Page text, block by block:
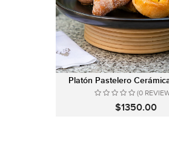
Platón Pastelero
(0
$1350.00